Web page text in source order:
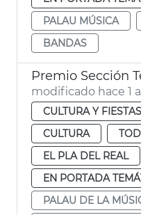
PALAU MÚSICA
BANDAS
Premio Sección
modificado hace 1
CULTURA Y
CULTURA
EL PLA DEL REAL
EN PORTADA
PALAU DE LA